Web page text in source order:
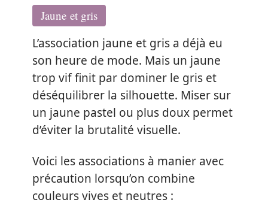
Jaune et gris
L’association jaune et gris a déjà eu
son heure de mode. Mais un jaune
trop vif finit par dominer le gris et
déséquilibrer la silhouette. Miser sur
un jaune pastel ou plus doux permet
d’éviter la brutalité visuelle.
Voici les associations à manier avec
précaution lorsqu’on combine
couleurs vives et neutres :